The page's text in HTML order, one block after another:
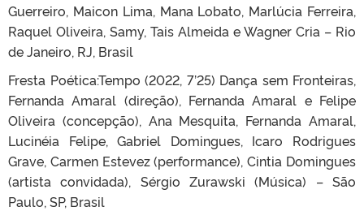
Guerreiro, Maicon Lima, Mana Lobato, Marlúcia Ferreira,
Raquel Oliveira, Samy, Tais Almeida e Wagner Cria – Rio
de Janeiro, RJ, Brasil
Fresta Poética:Tempo (2022, 7’25) Dança sem Fronteiras,
Fernanda Amaral (direção), Fernanda Amaral e Felipe
Oliveira (concepção), Ana Mesquita, Fernanda Amaral,
Lucinéia Felipe, Gabriel Domingues, Icaro Rodrigues
Grave, Carmen Estevez (performance), Cintia Domingues
(artista convidada), Sérgio Zurawski (Música) – São
Paulo, SP, Brasil